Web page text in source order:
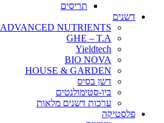
תריסים
דשנים
ADVANCED NUTRIENTS
GHE – T.A
Yieldtech
BIO NOVA
HOUSE & GARDEN
דשן בסיס
ביו-סטימולנטים
ערכות דשנים מלאות
פלסטיקה